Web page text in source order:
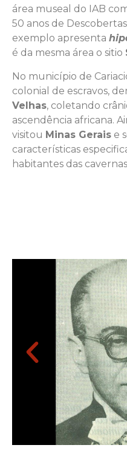
área museal do IAB
50 anos de
exemplo apresenta
é da mesma área o sitio
No município de
colonial de escravos,
Velhas, coletando
ascendência africana.
visitou Minas Gerais e
características
habitantes das